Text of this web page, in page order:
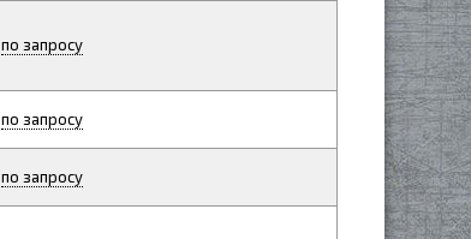
по запросу
по запросу
по запросу